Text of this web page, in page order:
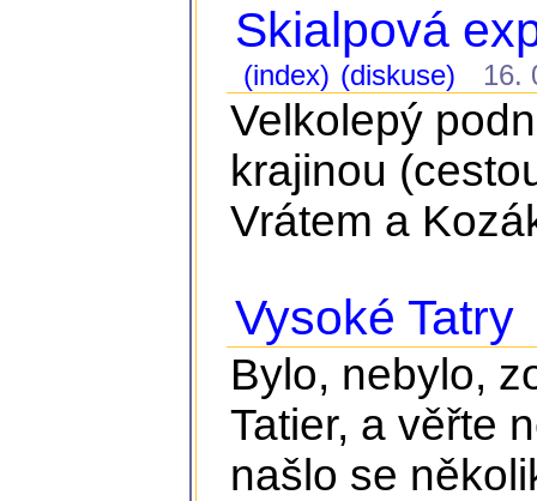
Skialpová
(index) (diskuse) 16.
Velkolepý
krajinou
Vrátem a
Vysoké Tatry
Bylo, nebylo,
Tatier, a věřte
našlo se